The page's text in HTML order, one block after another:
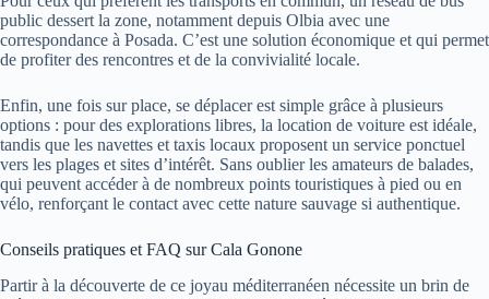
public dessert la zone, notamment depuis Olbia avec une
correspondance à Posada. C’est une solution économique et qui permet
de profiter des rencontres et de la convivialité locale.
Enfin, une fois sur place, se déplacer est simple grâce à plusieurs
options : pour des explorations libres, la location de voiture est idéale,
tandis que les navettes et taxis locaux proposent un service ponctuel
vers les plages et sites d’intérêt. Sans oublier les amateurs de balades,
qui peuvent accéder à de nombreux points touristiques à pied ou en
vélo, renforçant le contact avec cette nature sauvage si authentique.
Conseils pratiques et FAQ sur Cala Gonone
Partir à la découverte de ce joyau méditerranéen nécessite un brin de